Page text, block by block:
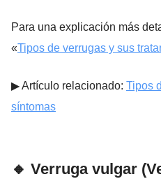
Para una explicación más
«Tipos de verrugas y sus
▶︎ Artículo relacionado: Tipos
síntomas
🔸 Verruga vulgar